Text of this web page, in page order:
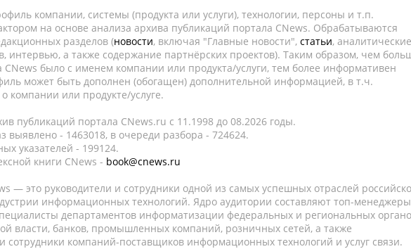
компании, системы (продукта или услуги), технологии, персоны и т.п.
на основе анализа архива публикаций портала CNews. Обрабатываются
разделов (новости, включая "Главные новости", статьи, аналитические
интервью, а также содержание партнёрских проектов). Таким образом, чем
CNews было с именем компании или продукта/услуги, тем более информативен
может быть дополнен (обогащен) дополнительной информацией, в т.ч.
компании или продукте/услуге.
публикаций портала CNews.ru c 11.1998 до 08.2026 годы.
выявлено - 1463018, в очереди разбора - 724624.
указателей - 199124.
книги CNews - book@cnews.ru
— это руководители и сотрудники одной из самых успешных отраслей
информационных технологий. Ядро аудитории составляют топ-
департаментов информатизации федеральных и региональных
власти, банков, промышленных компаний, розничных сетей, а также
сотрудники компаний-поставщиков информационных технологий и услуг связи.